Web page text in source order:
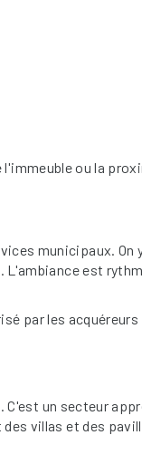
ou la
municipaux. On
est
par les
un secteur
villas et des